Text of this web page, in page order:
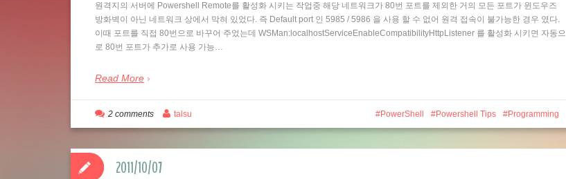
원격지의 서버에 Powershell Remote를 활성화 시키는 작업중 해당 네트워크가 80번 포트를 제외한 거의 모든 포트가 윈도우즈
방화벽이 아닌 네트워크 상에서 막혀 있었다. 즉 Default port 인 5985 / 5986 을 사용 할 수 없어 원격 접속이 불가능한 경우 였다.
이때 포트를 직접 80번으로 바꾸어 주었는데 WSMan:localhostServiceEnableCompatibilityHttpListener 를 활성화 시키면 자동으
로 80번 포트가 추가로 사용 가능…
Read More
PowerShell Powershell Tips Programming
2 comments talsu
2011/10/07